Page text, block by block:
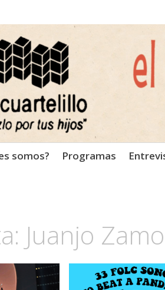
de radio de música
somos? Programas
Juanjo